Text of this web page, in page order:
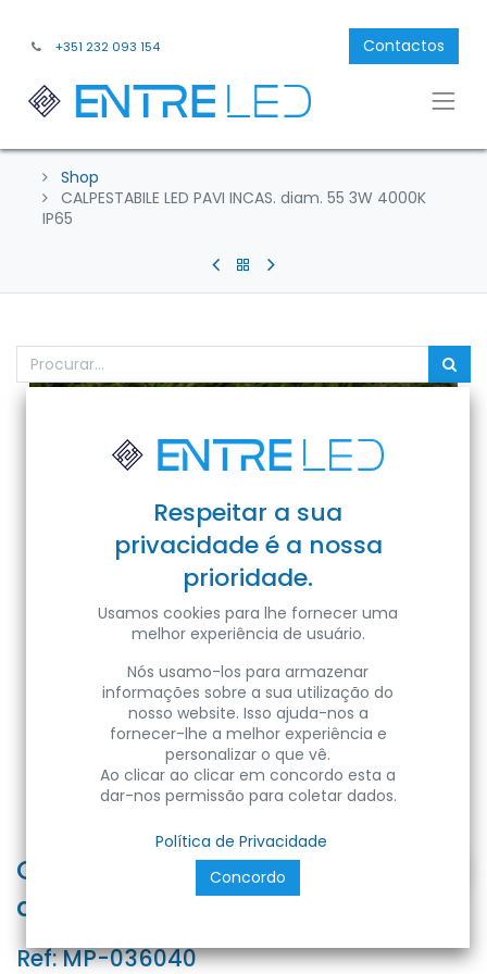
+351 232 093 154 Contactos
Shop
CALPESTABILE LED PAVI INCAS. diam. 55 3W 4000K
IP65
CALPESTABILE LED PAVI INCAS.
diam. 55 3W 4000K IP65
Ref:MP-036040
Respeitar a sua
privacidade é a nossa
prioridade.
Usamos cookies para lhe fornecer uma
melhor experiência de usuário.
Nós usamo-los para armazenar
informações sobre a sua utilização do
nosso website. Isso ajuda-nos a
fornecer-lhe a melhor experiência e
personalizar o que vê.
Ao clicar ao clicar em concordo esta a
dar-nos permissão para coletar dados.
Política de Privacidade
Concordo